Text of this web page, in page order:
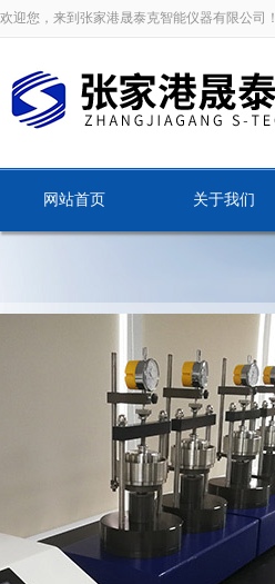
欢迎您，来到张家港晟泰克智能仪器有限公司！
网站首页 关于我们